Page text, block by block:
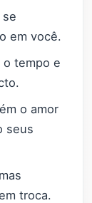
em você.
tempo e
o amor
seus
troca.